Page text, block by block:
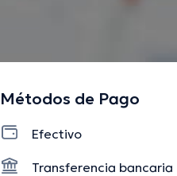
Métodos de Pago
Efectivo
Transferencia bancaria